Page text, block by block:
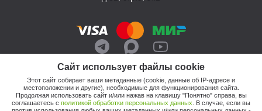
Сайт использует файлы cookie
Этот сайт собирает ваши метаданные (cookie, данные об IP-адресе и
местоположении и другие), необходимые для функционирования сайта.
Продолжая использовать сайт и/или нажав на клавишу "Понятно" справа, вы
соглашаетесь с политикой обработки персональных данных . В случае, если вы